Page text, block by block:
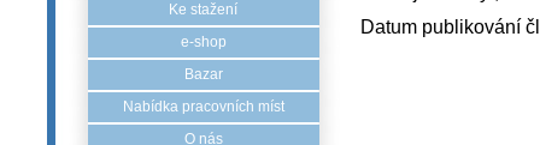
Ke stažení
e-shop
Bazar
Nabídka pracovních míst
O nás
Datum publikování